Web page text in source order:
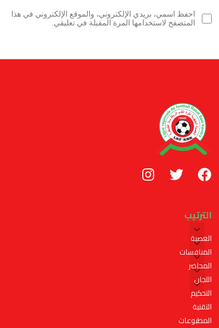
احفظ اسمي، بريدي الإلكتروني، والموقع الإلكتروني في هذا
المتصفح لاستخدامها المرة المقبلة في تعليقي.
الترتيب
العصبة
المنافسات
المحاضر
اللجان
التحكيم
التقنية
المطبوعات